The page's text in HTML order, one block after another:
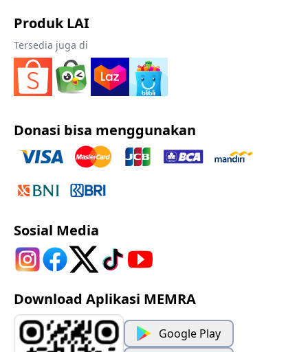
Produk LAI
Tersedia juga di
Donasi bisa menggunakan
Sosial Media
Download Aplikasi MEMRA
Google Play